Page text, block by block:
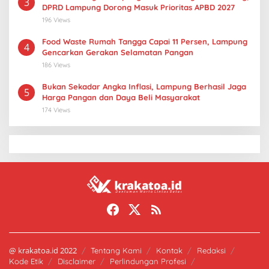
DPRD Lampung Dorong Masuk Prioritas APBD 2027
196 Views
4
Food Waste Rumah Tangga Capai 11 Persen, Lampung
Gencarkan Gerakan Selamatan Pangan
186 Views
5
Bukan Sekadar Angka Inflasi, Lampung Berhasil Jaga
Harga Pangan dan Daya Beli Masyarakat
174 Views
@ krakatoa.id 2022 Tentang Kami Kontak
Redaksi
Kode Etik
Disclaimer
Perlindungan Profesi